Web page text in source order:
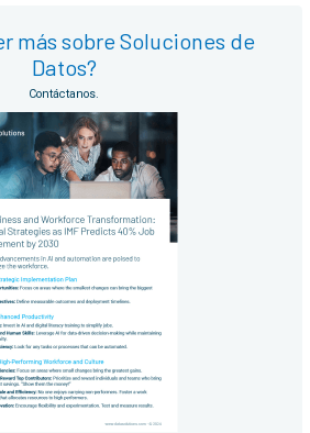
más sobre Soluciones de
Datos?
Contáctanos.